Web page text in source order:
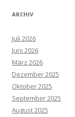
ARCHIV
Juli 2026
Juni 2026
März 2026
Dezember 2025
Oktober 2025
September 2025
August 2025